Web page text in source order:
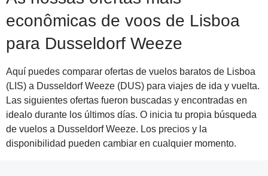
econômicas de voos de Lisboa
para Dusseldorf Weeze
Aquí puedes comparar ofertas de vuelos baratos de Lisboa
(LIS) a Dusseldorf Weeze (DUS) para viajes de ida y vuelta.
Las siguientes ofertas fueron buscadas y encontradas en
idealo durante los últimos días. O inicia tu propia búsqueda
de vuelos a Dusseldorf Weeze. Los precios y la
disponibilidad pueden cambiar en cualquier momento.